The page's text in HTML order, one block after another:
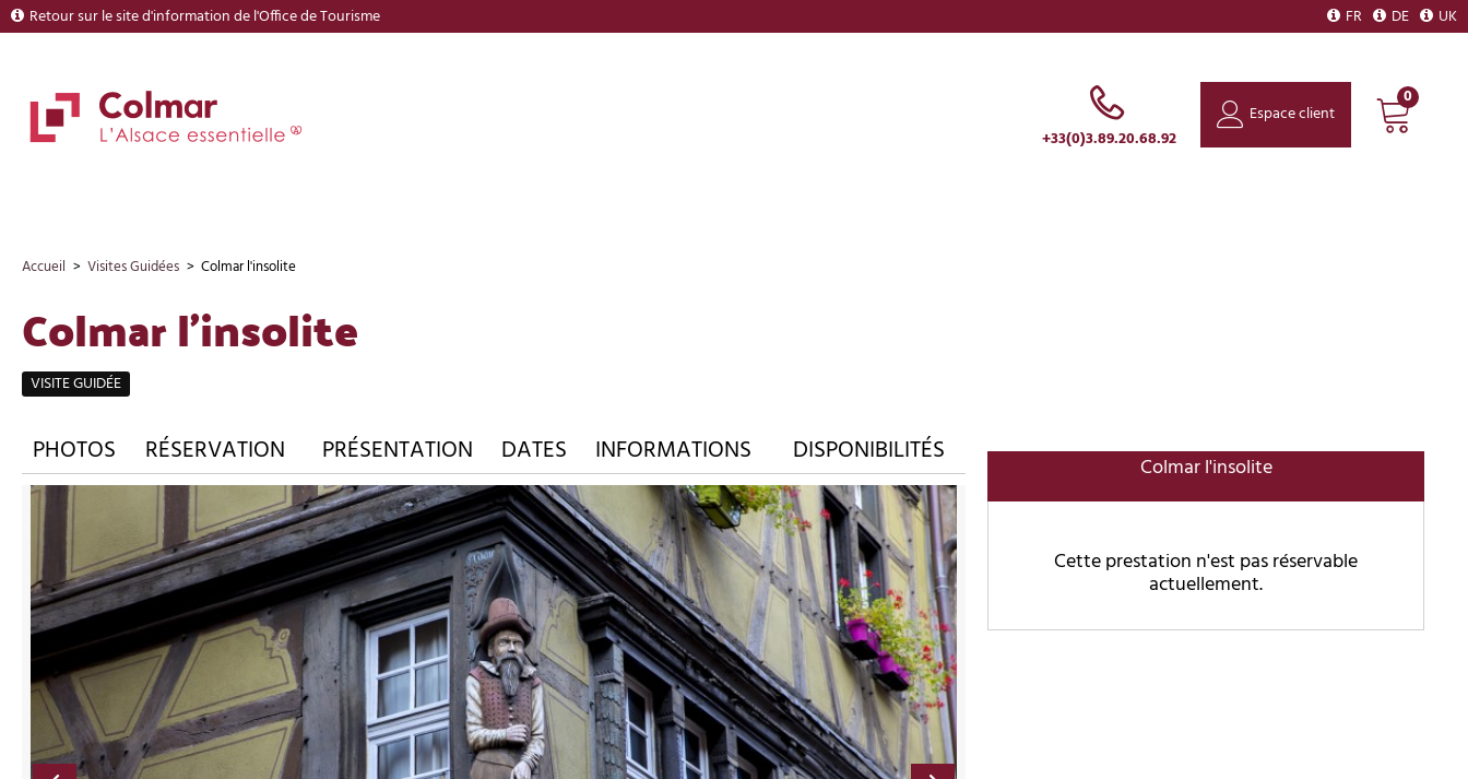
Retour sur le site d'information de l'Office de Tourisme FR DE UK
+33(0)3.89.20.68.92
Espace client
0
Accueil > Visites Guidées > Colmar l'insolite
Colmar l'insolite
VISITE GUIDÉE
PHOTOS RÉSERVATION PRÉSENTATION DATES INFORMATIONS DISPONIBILITÉS Colmar l'insolite
Cette prestation n'est pas réservable
actuellement.